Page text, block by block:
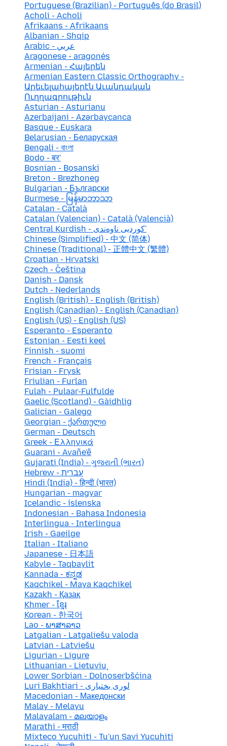
Portuguese (Brazilian) - Português (do Brasil)
Acholi - Acholi
Afrikaans - Afrikaans
Albanian - Shqip
Arabic - عربي
Aragonese - aragonés
Armenian - Հայերեն
Armenian Eastern Classic Orthography -
Արեւելահայերէն Աւանդական
Ուղղագրութիւն
Asturian - Asturianu
Azerbaijani - Azərbaycanca
Basque - Euskara
Belarusian - Беларуская
Bengali - বাংলা
Bodo - बर'
Bosnian - Bosanski
Breton - Brezhoneg
Bulgarian - Български
Burmese - မြန်မာဘာသာ
Catalan - Català
Catalan (Valencian) - Català (Valencià)
Central Kurdish - کوردیی ناوەندی་
Chinese (Simplified) - 中文 (简体)
Chinese (Traditional) - 正體中文 (繁體)
Croatian - Hrvatski
Czech - Čeština
Danish - Dansk
Dutch - Nederlands
English (British) - English (British)
English (Canadian) - English (Canadian)
English (US) - English (US)
Esperanto - Esperanto
Estonian - Eesti keel
Finnish - suomi
French - Français
Frisian - Frysk
Friulian - Furlan
Fulah - Pulaar-Fulfulde
Gaelic (Scotland) - Gàidhlig
Galician - Galego
Georgian - ქართული
German - Deutsch
Greek - Ελληνικά
Guarani - Avañe'ẽ
Gujarati (India) - ગુજરાતી (ભારત)
Hebrew - עברית
Hindi (India) - हिन्दी (भारत)
Hungarian - magyar
Icelandic - íslenska
Indonesian - Bahasa Indonesia
Interlingua - Interlingua
Irish - Gaeilge
Italian - Italiano
Japanese - 日本語
Kabyle - Taqbaylit
Kannada - ಕನ್ನಡ
Kaqchikel - Maya Kaqchikel
Kazakh - Қазақ
Khmer - ខ្មែរ
Korean - 한국어
Lao - ພາສາລາວ
Latgalian - Latgaliešu valoda
Latvian - Latviešu
Ligurian - Ligure
Lithuanian - Lietuvių
Lower Sorbian - Dolnoserbšćina
Luri Bakhtiari - لوری بختیاری
Macedonian - Македонски
Malay - Melayu
Malayalam - മലയാളം
Marathi - मराठी
Mixteco Yucuhiti - Tu'un Savi Yucuhiti